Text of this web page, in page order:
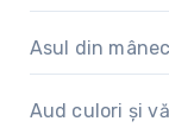
Asul din
Aud culori și